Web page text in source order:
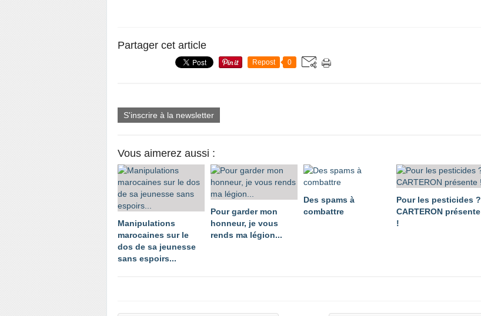
Partager cet article
Repost 0
S'inscrire à la newsletter
Vous aimerez aussi :
Manipulations
marocaines sur le
dos de sa jeunesse
sans espoirs...
Pour garder mon
honneur, je vous
rends ma légion...
Des spams à
combattre
Pour les pesticides ?
CARTERON présente
!